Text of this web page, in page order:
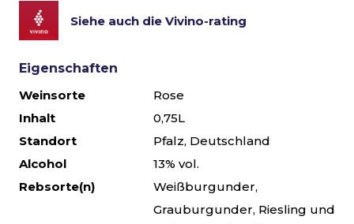
Siehe auch die Vivino-rating
Eigenschaften
Weinsorte
Rose
Inhalt
0,75L
Standort
Pfalz, Deutschland
Alcohol
13% vol.
Rebsorte(n)
Weißburgunder,
Grauburgunder, Riesling und